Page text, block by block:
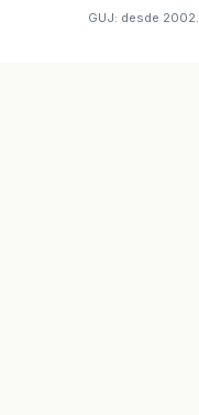
GUJ: desde 2002.